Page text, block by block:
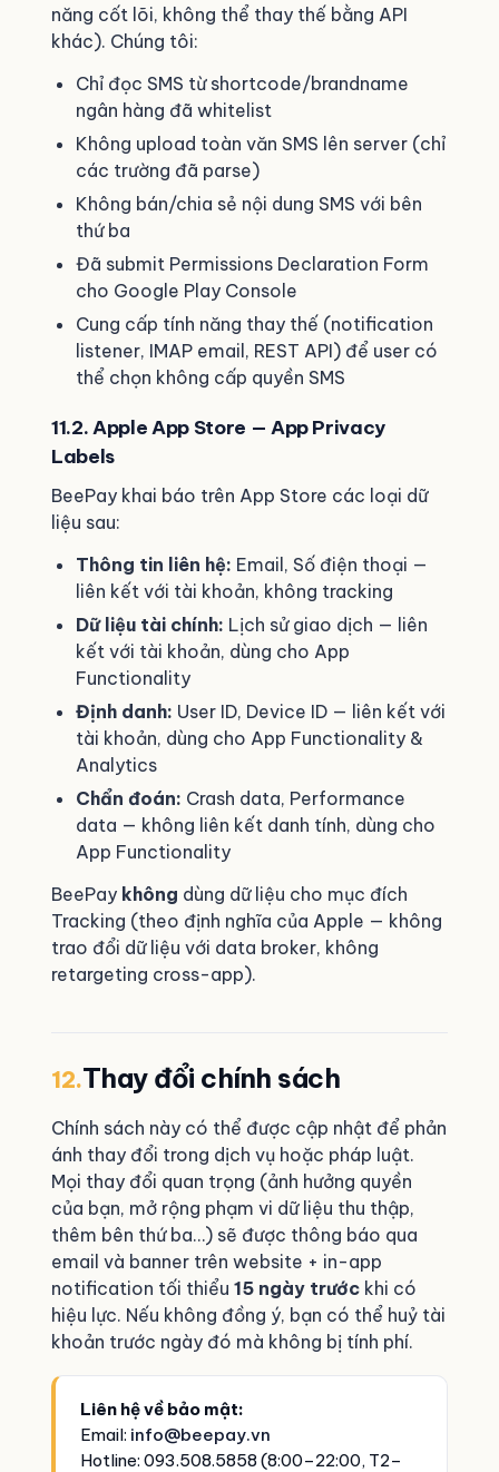
năng cốt lõi, không thể thay thế bằng API
khác). Chúng tôi:
Chỉ đọc SMS từ shortcode/brandname
ngân hàng đã whitelist
Không upload toàn văn SMS lên server (chỉ
các trường đã parse)
Không bán/chia sẻ nội dung SMS với bên
thứ ba
Đã submit Permissions Declaration Form
cho Google Play Console
Cung cấp tính năng thay thế (notification
listener, IMAP email, REST API) để user có
thể chọn không cấp quyền SMS
11.2. Apple App Store — App Privacy
Labels
BeePay khai báo trên App Store các loại dữ
liệu sau:
Thông tin liên hệ: Email, Số điện thoại —
liên kết với tài khoản, không tracking
Dữ liệu tài chính: Lịch sử giao dịch — liên
kết với tài khoản, dùng cho App
Functionality
Định danh: User ID, Device ID — liên kết với
tài khoản, dùng cho App Functionality &
Analytics
Chẩn đoán: Crash data, Performance
data — không liên kết danh tính, dùng cho
App Functionality
BeePay không dùng dữ liệu cho mục đích
Tracking (theo định nghĩa của Apple — không
trao đổi dữ liệu với data broker, không
retargeting cross-app).
12.Thay đổi chính sách
Chính sách này có thể được cập nhật để phản
ánh thay đổi trong dịch vụ hoặc pháp luật.
Mọi thay đổi quan trọng (ảnh hưởng quyền
của bạn, mở rộng phạm vi dữ liệu thu thập,
thêm bên thứ ba…) sẽ được thông báo qua
email và banner trên website + in-app
notification tối thiểu 15 ngày trước khi có
hiệu lực. Nếu không đồng ý, bạn có thể huỷ tài
khoản trước ngày đó mà không bị tính phí.
Liên hệ về bảo mật:
Email: info@beepay.vn
Hotline: 093.508.5858 (8:00–22:00, T2–